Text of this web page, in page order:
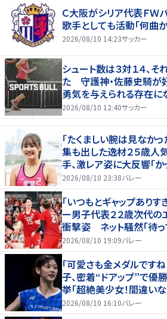
Ｃ大阪がシリア代表ＦＷ
歌手としても活動「何曲
2026/08/10 14:23サッカー
シュート数は３対１４、
た 守護神・佐藤史騎が
勇気を与えられる存在に
2026/08/10 12:40サッカー
「たくましい腕は見なか
集も出した逸材２５歳人
手、激レア姿に大反響「か
レイさ」
2026/08/10 23:38バレー
「いつもとギャップあり
ー男子代表２２歳次代
衝撃姿 ネット騒然「待っ
から話はいってこない」
2026/08/10 19:09バレー
「可愛さも金メダルですね
子、密着“ドアップ”で
挙「超絶美少女！間違い
2026/08/10 16:10バレー